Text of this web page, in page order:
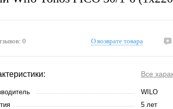
0 О возврате товара
Все
WILO
5 лет